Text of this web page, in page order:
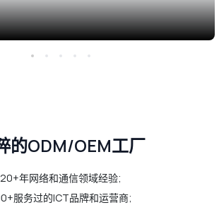
的ODM/OEM工厂
20+年网络和通信领域经验;
服务过的ICT品牌和运营商;